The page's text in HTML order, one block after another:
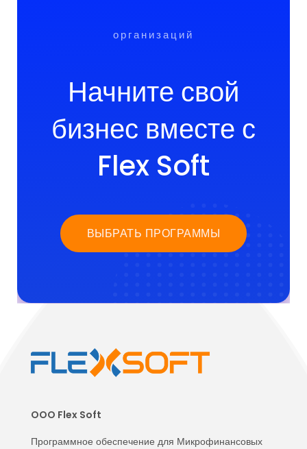
организаций
Начните свой
бизнес вместе с
Flex Soft
ВЫБРАТЬ ПРОГРАММЫ
OOO Flex Soft
Программное обеспечение для Микрофинансовых